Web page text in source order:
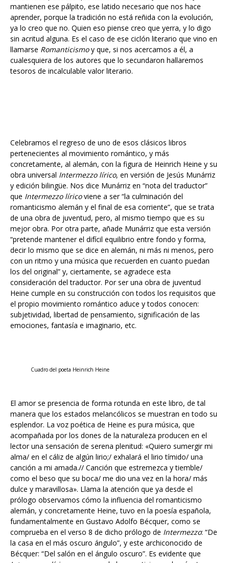
ya lo creo que no. Quien eso piense creo que yerra, y lo digo
sin acritud alguna. Es el caso de ese ciclón literario que vino en
llamarseRomanticismo y que, si nos acercamos a él, a
cualesquiera de los autores que lo secundaron hallaremos
tesoros de incalculable valor literario.
concretamente, al alemán, con la figura de Heinrich Heine y su
obra universal Intermezzo lírico, en versión de Jesús Munárriz
y edición bilingüe. Nos dice Munárriz en “nota del traductor”
queIntermezzo líricoviene a ser “la culminación del
romanticismo alemán y el final de esa corriente”, que se trata
de una obra de juventud, pero, al mismo tiempo que es su
mejor obra. Por otra parte, añade Munárriz que esta versión
“pretende mantener el difícil equilibrio entre fondo y forma,
decir lo mismo que se dice en alemán, ni más ni menos, pero
con un ritmo y una música que recuerden en cuanto puedan
los del original” y, ciertamente, se agradece esta
consideración del traductor. Por ser una obra de juventud
Heine cumple en su construcción con todos los requisitos que
el propio movimiento romántico aduce y todos conocen:
subjetividad, libertad de pensamiento, significación de las
emociones, fantasía e imaginario, etc.
esplendor. La voz poética de Heine es pura música, que
acompañada por los dones de la naturaleza producen en el
lector una sensación de serena plenitud: «Quiero sumergir mi
alma/ en el cáliz de algún lirio;/ exhalará el lirio tímido/ una
canción a mi amada.// Canción que estremezca y tiemble/
como el beso que su boca/ me dio una vez en la hora/ más
dulce y maravillosa». Llama la atención que ya desde el
prólogo observamos cómo la influencia del romanticismo
alemán, y concretamente Heine, tuvo en la poesía española,
fundamentalmente en Gustavo Adolfo Bécquer, como se
comprueba en el verso 8 de dicho prólogo deIntermezzo: “De
la casa en el más oscuro ángulo”, y este archiconocido de
Bécquer: “Del salón en el ángulo oscuro”. Es evidente que
Intermezzo lírico y en general el romanticismo alemán, tuvo
una gran influencia en el resto de Europa, por ese despertar